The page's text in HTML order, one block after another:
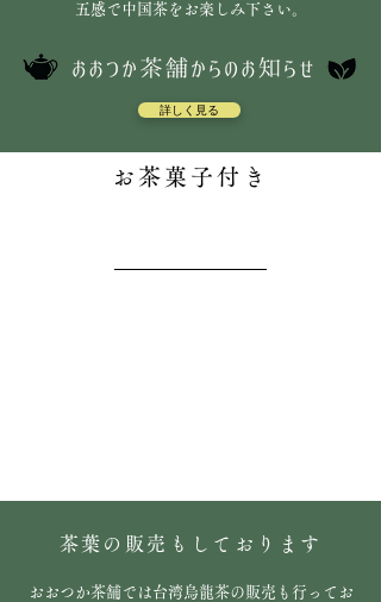
五感で中国茶をお楽しみ下さい。
詳しく見る
お茶菓子付き
茶葉の販売もしております
おおつか茶舗では台湾烏龍茶の販売も行ってお